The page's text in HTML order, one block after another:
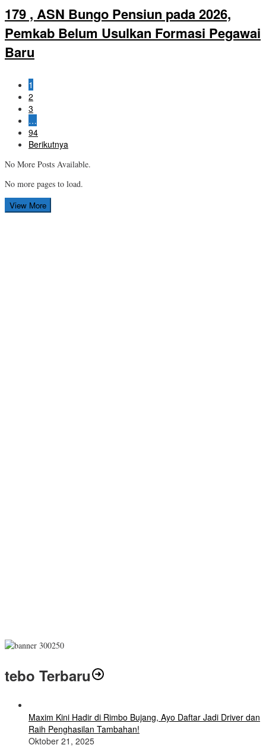
179 , ASN Bungo Pensiun pada 2026,
Pemkab Belum Usulkan Formasi Pegawai
Baru
1
2
3
…
94
Berikutnya
No More Posts Available.
No more pages to load.
View More
tebo Terbaru
Maxim Kini Hadir di Rimbo Bujang, Ayo Daftar Jadi Driver dan
Raih Penghasilan Tambahan!
Oktober 21, 2025